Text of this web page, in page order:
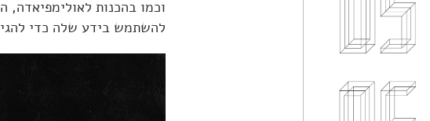
וכמו בהכנות
להשתמש בידע שלה כדי